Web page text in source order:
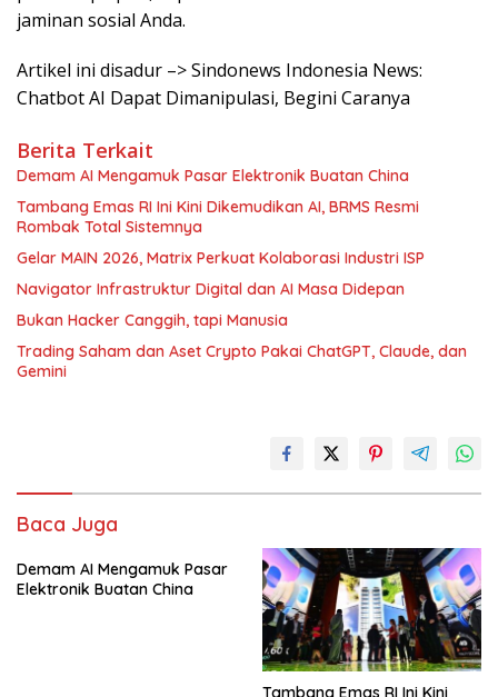
jaminan sosial Anda.
Artikel ini disadur –> Sindonews Indonesia News:
Chatbot AI Dapat Dimanipulasi, Begini Caranya
Berita Terkait
Demam AI Mengamuk Pasar Elektronik Buatan China
Tambang Emas RI Ini Kini Dikemudikan AI, BRMS Resmi
Rombak Total Sistemnya
Gelar MAIN 2026, Matrix Perkuat Kolaborasi Industri ISP
Navigator Infrastruktur Digital dan AI Masa Didepan
Bukan Hacker Canggih, tapi Manusia
Trading Saham dan Aset Crypto Pakai ChatGPT, Claude, dan
Gemini
Baca Juga
Demam AI Mengamuk Pasar
Elektronik Buatan China
Tambang Emas RI Ini Kini